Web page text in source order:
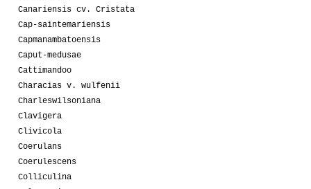
Canariensis cv. Cristata
Cap-saintemariensis
Capmanambatoensis
Caput-medusae
Cattimandoo
Characias v. wulfenii
Charleswilsoniana
Clavigera
Clivicola
Coerulans
Coerulescens
Colliculina